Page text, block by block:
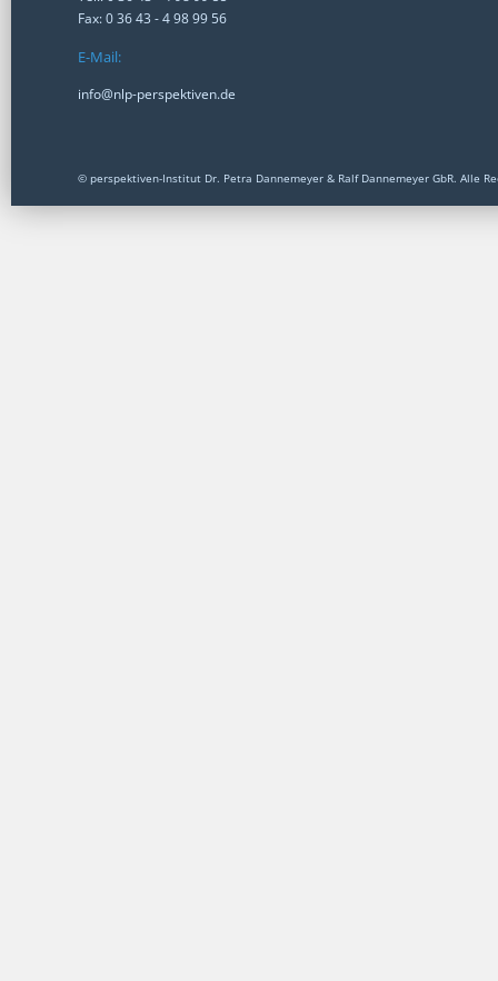
Fax: 0 36 43 - 4 98 99 56
E-Mail:
info@nlp-perspektiven.de
© perspektiven-Institut Dr. Petra Dannemeyer & Ralf Dannemeyer GbR. Alle